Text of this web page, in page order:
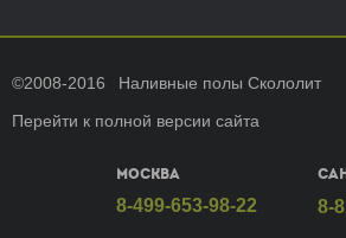
©2008-2016
Наливные полы Скололит
Перейти к полной версии сайта
Москва
8-499-653-98-22 8-